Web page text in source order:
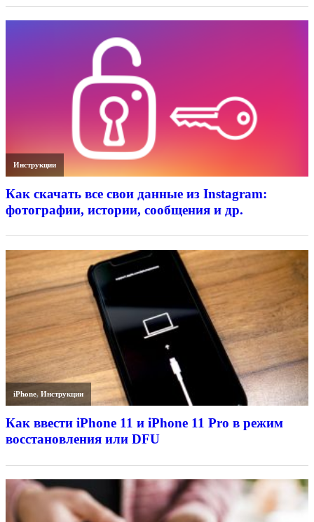
Инструкции
Как скачать все свои данные из Instagram:
фотографии, истории, сообщения и др.
iPhone,Инструкции
Как ввести iPhone 11 и iPhone 11 Pro в режим
восстановления или DFU